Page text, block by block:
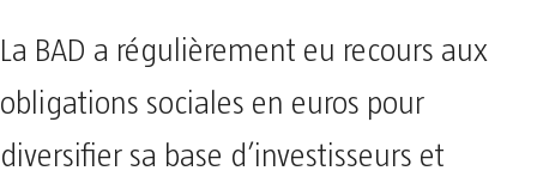
La BAD a régulièrement eu recours aux
obligations sociales en euros pour
diversifier sa base d’investisseurs et